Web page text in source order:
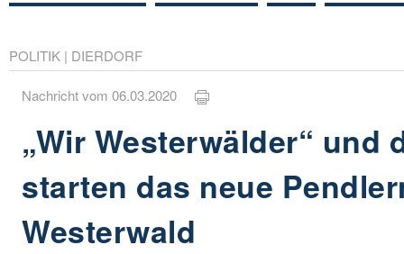
POLITIK | DIERDORF
Nachricht vom 06.03.2020
„Wir Westerwälder“ und
starten das neue
Westerwald